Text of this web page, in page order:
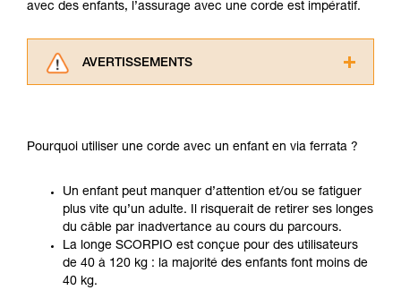
avec des enfants, l’assurage avec une corde est impératif.
AVERTISSEMENTS
informations de la notice technique pour
d’informations.
Maîtriser ces techniques nécessite une
formation et un entraînement spécifique. Validez
avec un professionnel votre capacité à refaire
la manipulation, seul, en toute sécurité, avant
de la reproduire en autonomie.
Pourquoi utiliser une corde avec un enfant en via ferrata ?
Un enfant peut manquer d’attention et/ou se fatiguer
plus vite qu’un adulte. Il risquerait de retirer ses longes
du câble par inadvertance au cours du parcours.
La longe SCORPIO est conçue pour des utilisateurs
de 40 à 120 kg : la majorité des enfants font moins de
40 kg.